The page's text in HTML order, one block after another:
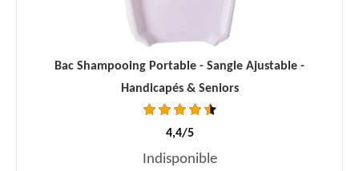
Bac Shampooing Portable - Sangle Ajustable -
Handicapés & Seniors
4,4/5
Indisponible